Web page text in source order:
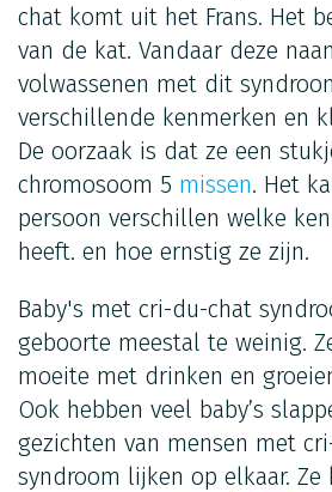
chat komt uit het Frans. Het
van de kat. Vandaar deze
volwassenen met dit
verschillende kenmerken en
De oorzaak is dat ze een
chromosoom 5 missen. Het
persoon verschillen welke
heeft. en hoe ernstig ze zijn.
Baby's met cri-du-chat
geboorte meestal te weinig.
moeite met drinken en
Ook hebben veel baby’s
gezichten van mensen met
syndroom lijken op elkaar. Ze